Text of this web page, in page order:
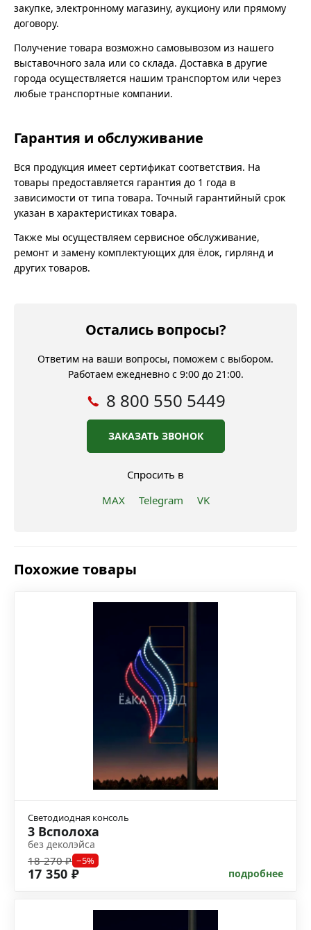
закупке, электронному магазину, аукциону или прямому
договору.
Получение товара возможно самовывозом из нашего
выставочного зала или со склада. Доставка в другие
города осуществляется нашим транспортом или через
любые транспортные компании.
Гарантия и обслуживание
Вся продукция имеет сертификат соответствия. На
товары предоставляется гарантия до 1 года в
зависимости от типа товара. Точный гарантийный срок
указан в характеристиках товара.
Также мы осуществляем сервисное обслуживание,
ремонт и замену комплектующих для ёлок, гирлянд и
других товаров.
Остались вопросы?
Ответим на ваши вопросы, поможем с выбором.
Работаем ежедневно с 9:00 до 21:00.
8 800 550 5449
ЗАКАЗАТЬ ЗВОНОК
Спросить в
MAX
Telegram VK
Похожие товары
Светодиодная консоль
3 Всполоха
без деколэйса
18 270 ₽ −5%
17 350 ₽ подробнее